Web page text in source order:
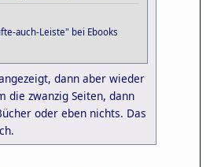
auch-Leiste" bei Ebooks
dann aber wieder
die zwanzig Seiten, dann
oder eben nichts. Das